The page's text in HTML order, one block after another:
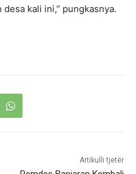
kali ini,” pungkasnya.
Artikulli tjetër